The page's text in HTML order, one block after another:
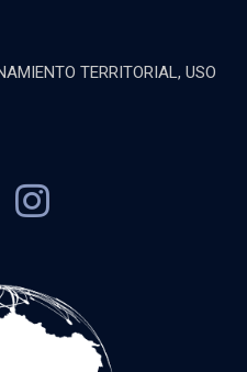
TERRITORIAL, USO